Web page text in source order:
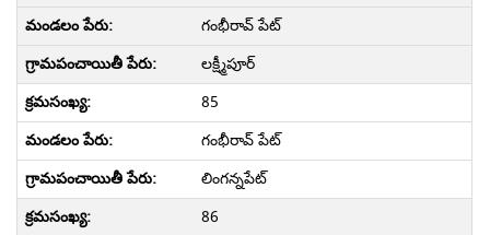
గంభీరావ్ పేట్
లక్ష్మీపూర్
85
గంభీరావ్ పేట్
లింగన్నపేట్
86